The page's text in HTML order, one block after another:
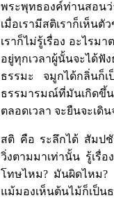
พระพุทธองค์ท่านสอนว่
เมื่อเรามีสติเราก็เห็นตั
เราก็ไม่รู้เรื่อง อะไรม
อยู่ทุกเวลาผู้นั้นจะได้ฟั
ธรรมะ จมูกได้กลิ่นก็เ
ธรรมารมณ์ที่มันเกิดขึ้
ตลอดเวลา จะยืนจะเดิ
สติ คือ ระลึกได้ สัมป
วิ่งตามมาเท่านั้น รู้เรื่
โทษไหม? มันผิดไหม?
แม้มองเห็นต้นไม้ก็เป็น